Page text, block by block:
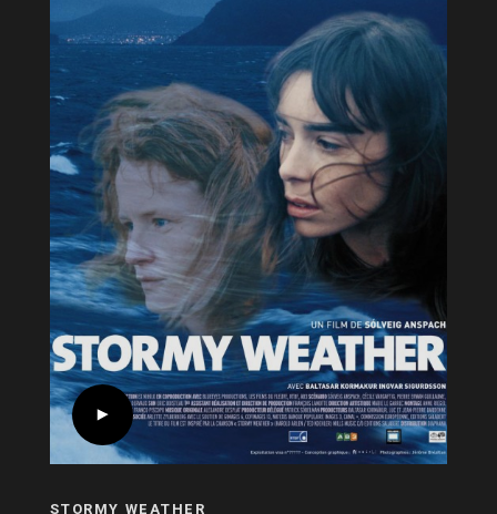
STORMY WEATHER